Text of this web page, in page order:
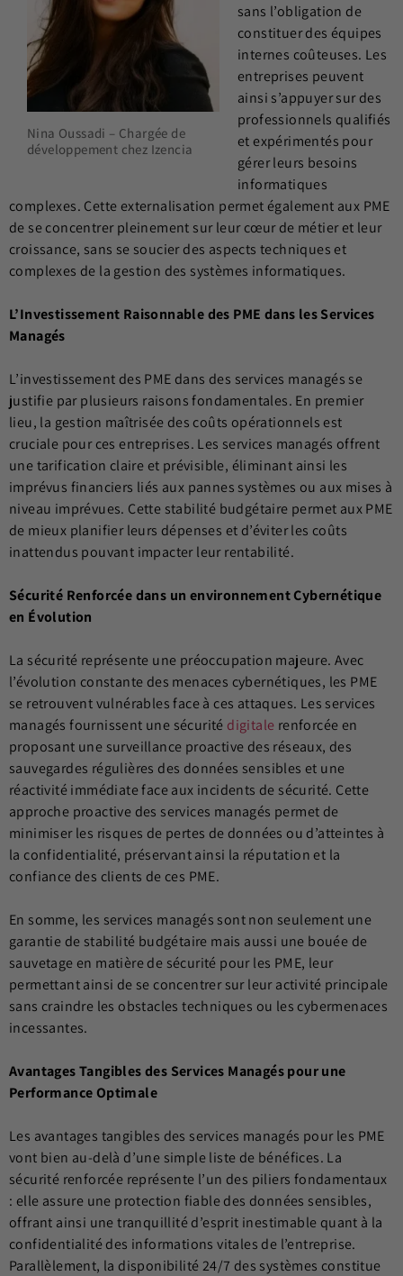
Nina Oussadi – Chargée de
développement chez Izencia
sans l’obligation de
constituer des équipes
internes coûteuses. Les
entreprises peuvent
ainsi s’appuyer sur des
professionnels qualifiés
et expérimentés pour
gérer leurs besoins
informatiques
complexes. Cette externalisation permet également aux PME
de se concentrer pleinement sur leur cœur de métier et leur
croissance, sans se soucier des aspects techniques et
complexes de la gestion des systèmes informatiques.
L’Investissement Raisonnable des PME dans les Services
Managés
L’investissement des PME dans des services managés se
justifie par plusieurs raisons fondamentales. En premier
lieu, la gestion maîtrisée des coûts opérationnels est
cruciale pour ces entreprises. Les services managés offrent
une tarification claire et prévisible, éliminant ainsi les
imprévus financiers liés aux pannes systèmes ou aux mises à
niveau imprévues. Cette stabilité budgétaire permet aux PME
de mieux planifier leurs dépenses et d’éviter les coûts
inattendus pouvant impacter leur rentabilité.
Sécurité Renforcée dans un environnement Cybernétique
en Évolution
La sécurité représente une préoccupation majeure. Avec
l’évolution constante des menaces cybernétiques, les PME
se retrouvent vulnérables face à ces attaques. Les services
managés fournissent une sécurité digitale renforcée en
proposant une surveillance proactive des réseaux, des
sauvegardes régulières des données sensibles et une
réactivité immédiate face aux incidents de sécurité. Cette
approche proactive des services managés permet de
minimiser les risques de pertes de données ou d’atteintes à
la confidentialité, préservant ainsi la réputation et la
confiance des clients de ces PME.
En somme, les services managés sont non seulement une
garantie de stabilité budgétaire mais aussi une bouée de
sauvetage en matière de sécurité pour les PME, leur
permettant ainsi de se concentrer sur leur activité principale
sans craindre les obstacles techniques ou les cybermenaces
incessantes.
Avantages Tangibles des Services Managés pour une
Performance Optimale
Les avantages tangibles des services managés pour les PME
vont bien au-delà d’une simple liste de bénéfices. La
sécurité renforcée représente l’un des piliers fondamentaux
: elle assure une protection fiable des données sensibles,
offrant ainsi une tranquillité d’esprit inestimable quant à la
confidentialité des informations vitales de l’entreprise.
Parallèlement, la disponibilité 24/7 des systèmes constitue